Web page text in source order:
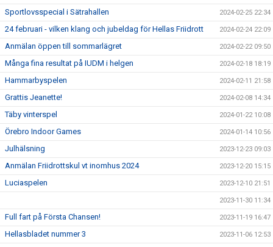
Sportlovsspecial i Sätrahallen 2024-02-25 22:34
24 februari - vilken klang och jubeldag för Hellas Friidrott 2024-02-24 22:09
Anmälan öppen till sommarlägret 2024-02-22 09:50
Många fina resultat på IUDM i helgen 2024-02-18 18:19
Hammarbyspelen 2024-02-11 21:58
Grattis Jeanette! 2024-02-08 14:34
Täby vinterspel 2024-01-22 10:08
Örebro Indoor Games 2024-01-14 10:56
Julhälsning 2023-12-23 09:03
Anmälan Friidrottskul vt inomhus 2024 2023-12-20 15:15
Luciaspelen 2023-12-10 21:51
2023-11-30 11:34
Full fart på Första Chansen! 2023-11-19 16:47
Hellasbladet nummer 3 2023-11-06 12:53